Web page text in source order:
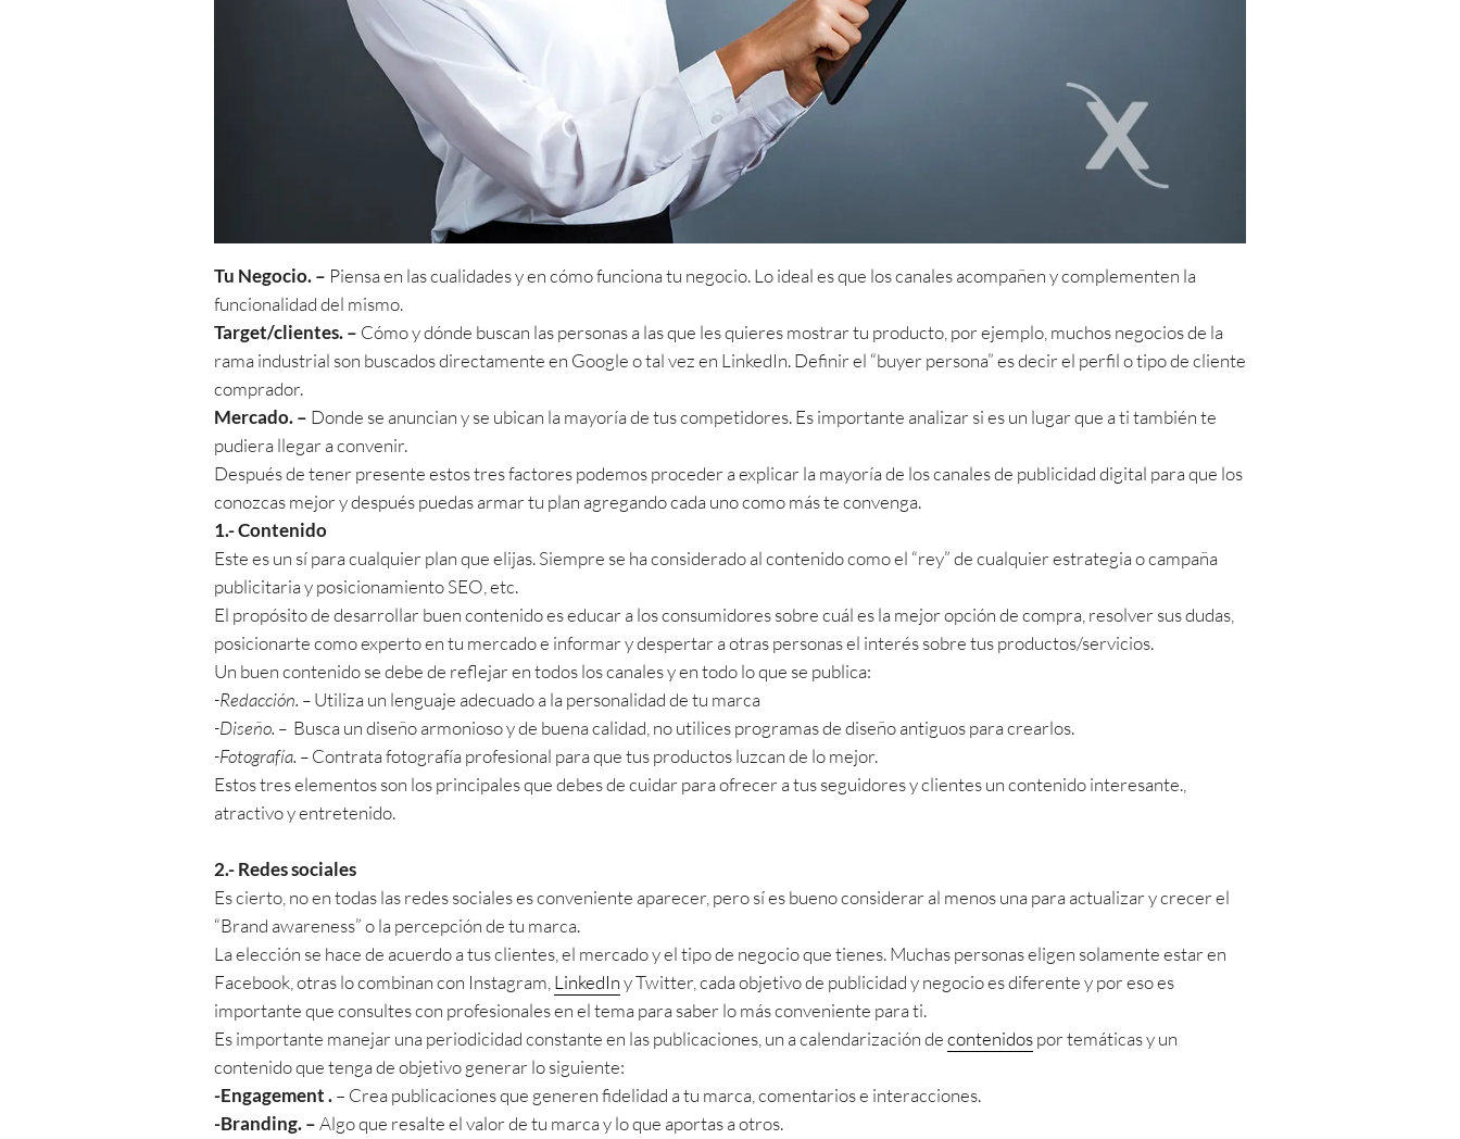
Tu Negocio. – Piensa en las cualidades y en cómo funciona tu negocio. Lo ideal es que los canales acompañen y complementen la
funcionalidad del mismo.
Target/clientes. – Cómo y dónde buscan las personas a las que les quieres mostrar tu producto, por ejemplo, muchos negocios de la
rama industrial son buscados directamente en Google o tal vez en LinkedIn. Definir el “buyer persona” es decir el perfil o tipo de cliente
comprador.
Mercado. – Donde se anuncian y se ubican la mayoría de tus competidores. Es importante analizar si es un lugar que a ti también te
pudiera llegar a convenir.
Después de tener presente estos tres factores podemos proceder a explicar la mayoría de los canales de publicidad digital para que los
conozcas mejor y después puedas armar tu plan agregando cada uno como más te convenga.
1.- Contenido
Este es un sí para cualquier plan que elijas. Siempre se ha considerado al contenido como el “rey” de cualquier estrategia o campaña
publicitaria y posicionamiento SEO, etc.
El propósito de desarrollar buen contenido es educar a los consumidores sobre cuál es la mejor opción de compra, resolver sus dudas,
posicionarte como experto en tu mercado e informar y despertar a otras personas el interés sobre tus productos/servicios.
Un buen contenido se debe de reflejar en todos los canales y en todo lo que se publica:
-Redacción. –Utiliza un lenguaje adecuado a la personalidad de tu marca
-Diseño. – Busca un diseño armonioso y de buena calidad, no utilices programas de diseño antiguos para crearlos.
-Fotografía. –Contrata fotografía profesional para que tus productos luzcan de lo mejor.
Estos tres elementos son los principales que debes de cuidar para ofrecer a tus seguidores y clientes un contenido interesante.,
atractivo y entretenido.
2.- Redes sociales
Es cierto, no en todas las redes sociales es conveniente aparecer, pero sí es bueno considerar al menos una para actualizar y crecer el
“Brand awareness” o la percepción de tu marca.
La elección se hace de acuerdo a tus clientes, el mercado y el tipo de negocio que tienes. Muchas personas eligen solamente estar en
Facebook, otras lo combinan con Instagram, LinkedIny Twitter, cada objetivo de publicidad y negocio es diferente y por eso es
importante que consultes con profesionales en el tema para saber lo más conveniente para ti.
Es importante manejar una periodicidad constante en las publicaciones, un a calendarización decontenidospor temáticas y un
contenido que tenga de objetivo generar lo siguiente:
-Engagement .– Crea publicaciones que generen fidelidad a tu marca, comentarios e interacciones.
-Branding. –Algo que resalte el valor de tu marca y lo que aportas a otros.